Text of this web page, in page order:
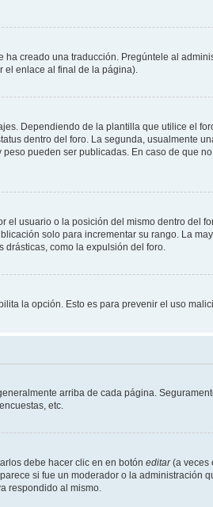
creado una traducción. Pregúntele al
el enlace al final de la página).
Dependiendo de la plantilla que utilice el
dentro del foro. La segunda, usualmente
pueden ser publicadas. En caso de que
usuario o la posición del mismo dentro del
solo para incrementar su rango. La
como la expulsión del foro.
la opción. Esto es para prevenir el uso
arriba de cada página.
etc.
debe hacer clic en en botón editar(a veces
si fue un moderador o la
respondido al mismo.